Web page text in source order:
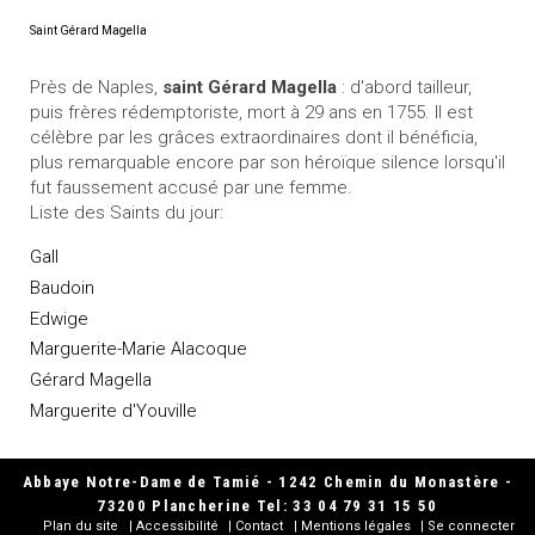
Saint Gérard Magella
Près de Naples, saint Gérard Magella : d'abord tailleur,
puis frères rédemptoriste, mort à 29 ans en 1755. Il est
célèbre par les grâces extraordinaires dont il bénéficia,
plus remarquable encore par son héroïque silence lorsqu'il
fut faussement accusé par une femme.
Liste des Saints du jour:
Gall
Baudoin
Edwige
Marguerite-Marie Alacoque
Gérard Magella
Marguerite d'Youville
Abbaye Notre-Dame de Tamié - 1242 Chemin du Monastère -
73200 Plancherine Tel: 33 04 79 31 15 50
Plan du site Accessibilité Contact Mentions légales
Se connecter